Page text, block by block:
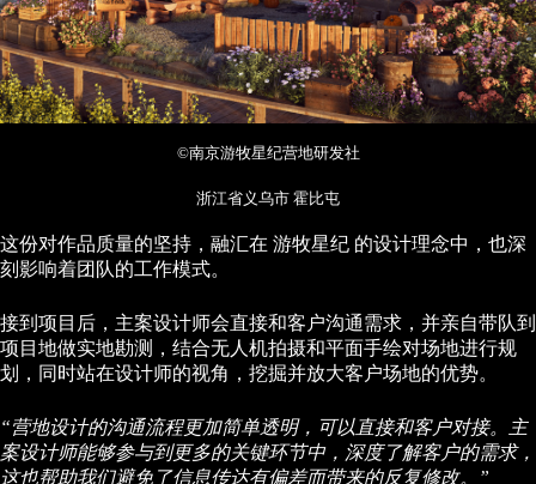
©南京游牧星纪营地研发社
浙江省义乌市 霍比屯
这份对作品质量的坚持，融汇在 游牧星纪 的设计理念中，也深
刻影响着团队的工作模式。
接到项目后，主案设计师会直接和客户沟通需求，并亲自带队到
项目地做实地勘测，结合无人机拍摄和平面手绘对场地进行规
划，同时站在设计师的视角，挖掘并放大客户场地的优势。
“营地设计的沟通流程更加简单透明，可以直接和客户对接。主
案设计师能够参与到更多的关键环节中，深度了解客户的需求，
这也帮助我们避免了信息传达有偏差而带来的反复修改。”